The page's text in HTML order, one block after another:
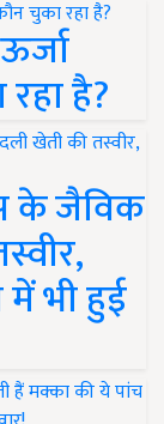
है?
के जैविक
भी हुई